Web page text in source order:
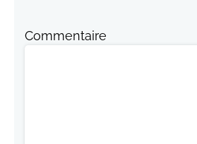
Commentaire